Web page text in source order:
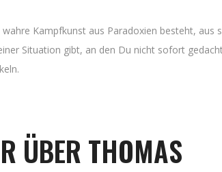
Kampfkunst aus Paradoxien besteht, aus
Situation gibt, an den Du nicht sofort
ÜBER THOMAS